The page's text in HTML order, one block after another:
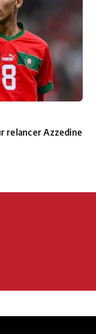
relancer Azzedine